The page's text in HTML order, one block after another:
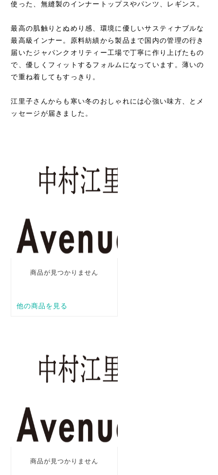
使った、無縫製のインナートップスやパンツ、レギンス。
最高の肌触りとぬめり感、環境に優しいサスティナブルな
最高級インナー。原料紡績から製品まで国内の管理の行き
届いたジャパンクオリティー工場で丁寧に作り上げたもの
で、優しくフィットするフォルムになっています。薄いの
で重ね着してもすっきり。
江里子さんからも寒い冬のおしゃれには心強い味方、とメ
ッセージが届きました。